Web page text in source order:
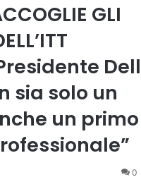
GLI
sia solo un
un primo
0